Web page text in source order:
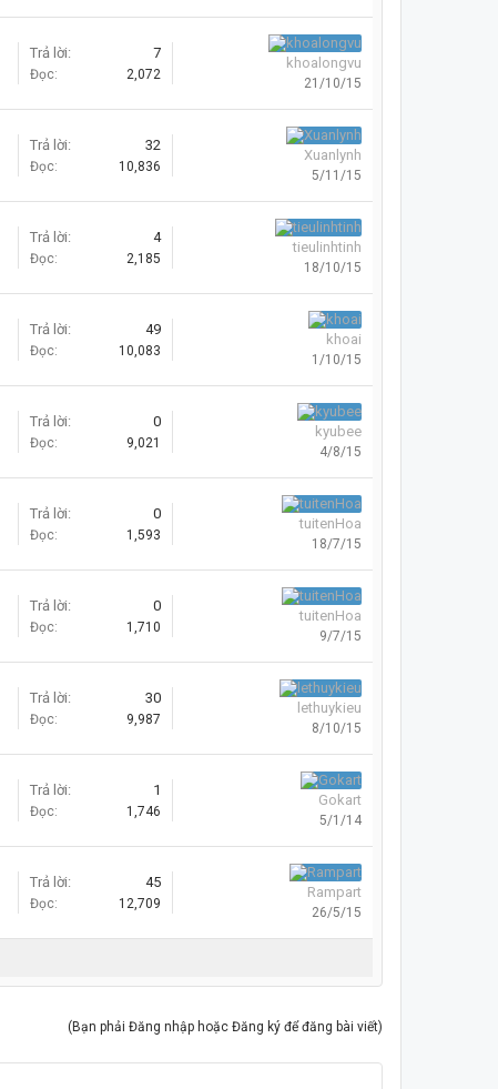
Trả lời: 7
Đọc: 2,072
khoalongvu
21/10/15
Trả lời: 32
Đọc: 10,836
Xuanlynh
5/11/15
Trả lời: 4
Đọc: 2,185
tieulinhtinh
18/10/15
Trả lời: 49
Đọc: 10,083
khoai
1/10/15
Trả lời: 0
Đọc: 9,021
kyubee
4/8/15
Trả lời: 0
Đọc: 1,593
tuitenHoa
18/7/15
Trả lời: 0
Đọc: 1,710
tuitenHoa
9/7/15
Trả lời: 30
Đọc: 9,987
lethuykieu
8/10/15
Trả lời: 1
Đọc: 1,746
Gokart
5/1/14
Trả lời: 45
Đọc: 12,709
Rampart
26/5/15
(Bạn phải Đăng nhập hoặc Đăng ký để đăng bài viết)